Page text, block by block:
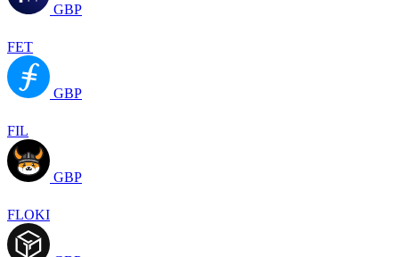
GBP
FET
GBP
FIL
GBP
FLOKI